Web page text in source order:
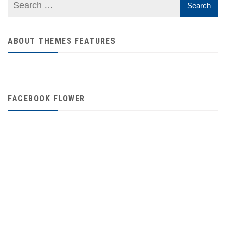
ABOUT THEMES FEATURES
FACEBOOK FLOWER